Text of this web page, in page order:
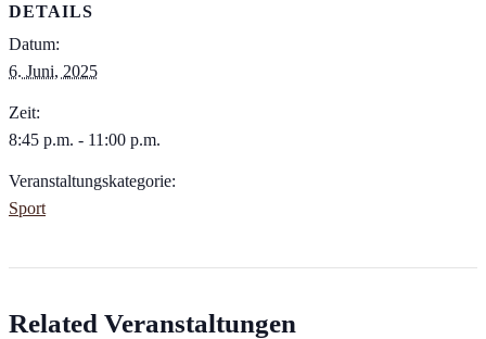
DETAILS
Datum:
6. Juni, 2025
Zeit:
8:45 p.m. - 11:00 p.m.
Veranstaltungskategorie:
Sport
Related Veranstaltungen